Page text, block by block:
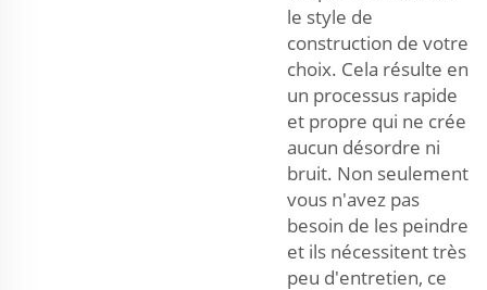
le style de
construction de votre
choix. Cela résulte en
un processus rapide
et propre qui ne crée
aucun désordre ni
bruit. Non seulement
vous n'avez pas
besoin de les peindre
et ils nécessitent très
peu d'entretien, ce